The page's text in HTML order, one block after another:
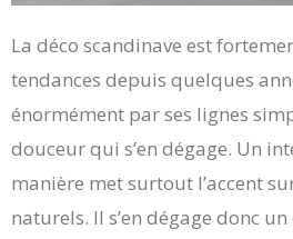
La déco scandinave est
tendances depuis quelques
énormément par ses lignes
douceur qui s’en dégage. Un
manière met surtout l’accent
naturels. Il s’en dégage donc